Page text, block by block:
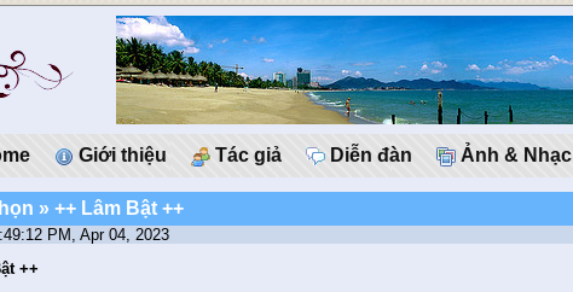
Giới thiệu Tác giả Diễn đàn Ảnh & Nhạc
» ++ Lâm Bật ++
PM, Apr 04, 2023
++